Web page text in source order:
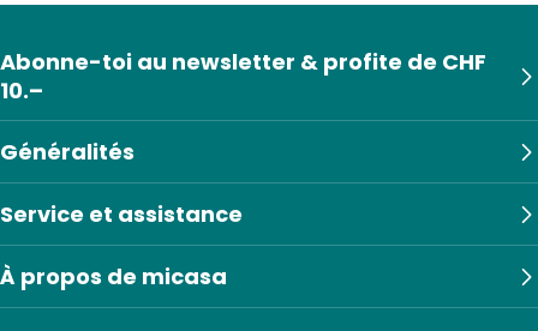
Généralités
Service et assistance
À propos de micasa
Abonne-toi au newsletter & profite de CHF
10.–